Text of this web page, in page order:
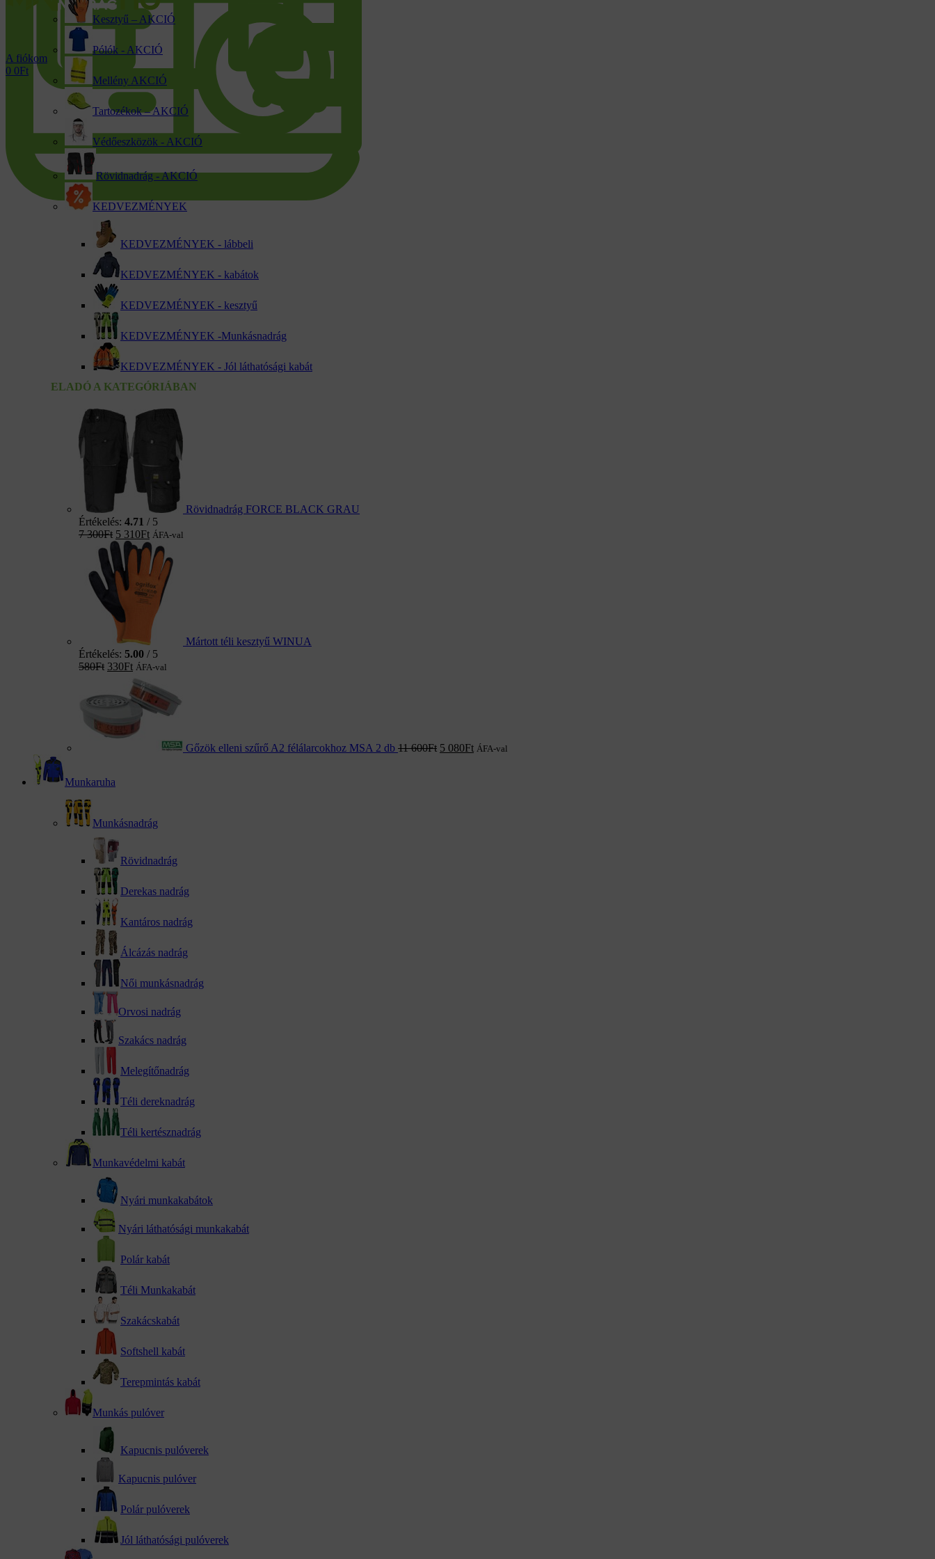
A fiókom
0 0Ft
Kesztyű – AKCIÓ
Pólók - AKCIÓ
Mellény AKCIÓ
Tartozékok – AKCIÓ
Védőeszközök - AKCIÓ
Rövidnadrág - AKCIÓ
KEDVEZMÉNYEK
KEDVEZMÉNYEK - lábbeli
KEDVEZMÉNYEK - kabátok
KEDVEZMÉNYEK - kesztyű
KEDVEZMÉNYEK -Munkásnadrág
KEDVEZMÉNYEK - Jól láthatósági kabát
ELADÓ A KATEGÓRIÁBAN
Rövidnadrág FORCE BLACK GRAU
Értékelés: 4.71 / 5
7 300Ft 5 310Ft ÁFA-val
Mártott téli kesztyű WINUA
Értékelés: 5.00 / 5
580Ft 330Ft ÁFA-val
Gőzök elleni szűrő A2 félálarcokhoz MSA 2 db 11 600Ft 5 080Ft ÁFA-val
Munkaruha
Munkásnadrág
Rövidnadrág
Derekas nadrág
Kantáros nadrág
Álcázás nadrág
Női munkásnadrág
Orvosi nadrág
Szakács nadrág
Melegítőnadrág
Téli dereknadrág
Téli kertésznadrág
Munkavédelmi kabát
Nyári munkakabátok
Nyári láthatósági munkakabát
Polár kabát
Téli Munkakabát
Szakácskabát
Softshell kabát
Terepmintás kabát
Munkás pulóver
Kapucnis pulóverek
Kapucnis pulóver
Polár pulóverek
Jól láthatósági pulóverek
kattints a kinagyításhoz